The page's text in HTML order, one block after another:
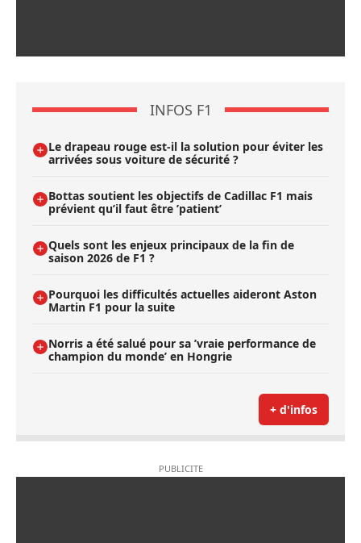
INFOS F1
Le drapeau rouge est-il la solution pour éviter les
arrivées sous voiture de sécurité ?
Bottas soutient les objectifs de Cadillac F1 mais
prévient qu’il faut être ’patient’
Quels sont les enjeux principaux de la fin de
saison 2026 de F1 ?
Pourquoi les difficultés actuelles aideront Aston
Martin F1 pour la suite
Norris a été salué pour sa ’vraie performance de
champion du monde’ en Hongrie
+ d'infos